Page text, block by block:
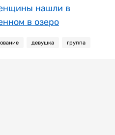
нашли в
в озеро
девушка группа